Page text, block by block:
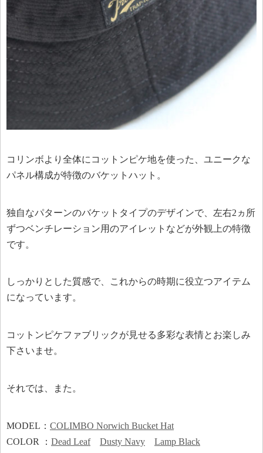
コリンボより全体にコットンピケ地を使った、ユニークな
パネル構成が特徴のバケットハット。
独自なパターンのバケットタイプのデザインで、左右2ヵ所
ずつベンチレーション用のアイレットなどが外観上の特徴
です。
しっかりとした質感で、これからの時期に役立つアイテム
になっています。
コットンピケファブリックが見せる多彩な表情とお楽しみ
下さいませ。
それでは、また。
MODEL： COLIMBO Norwich Bucket Hat
COLOR ： Dead Leaf Dusty Navy
Lamp Black